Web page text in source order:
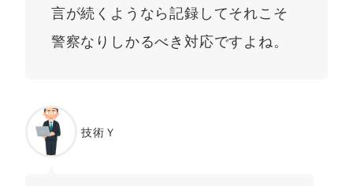
言が続くようなら記録してそれこそ
警察なりしかるべき対応ですよね。
技術Ｙ